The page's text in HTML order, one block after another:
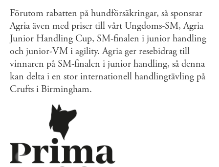
Förutom rabatten på hundförsäkringar, så sponsrar
Agria även med priser till vårt Ungdoms-SM, Agria
Junior Handling Cup, SM-finalen i junior handling
och junior-VM i agility. Agria ger resebidrag till
vinnaren på SM-finalen i junior handling, så denna
kan delta i en stor internationell handlingtävling på
Crufts i Birmingham.